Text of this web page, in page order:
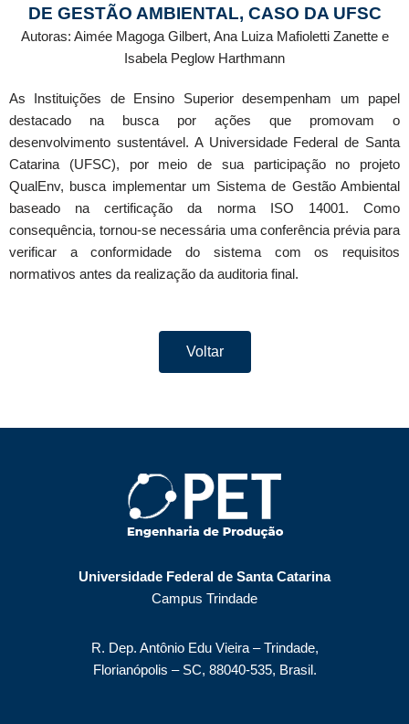
DE GESTÃO AMBIENTAL, CASO DA UFSC
Autoras: Aimée Magoga Gilbert, Ana Luiza Mafioletti Zanette e
Isabela Peglow Harthmann
As Instituições de Ensino Superior desempenham um papel
destacado na busca por ações que promovam o
desenvolvimento sustentável. A Universidade Federal de Santa
Catarina (UFSC), por meio de sua participação no projeto
QualEnv, busca implementar um Sistema de Gestão Ambiental
baseado na certificação da norma ISO 14001. Como
consequência, tornou-se necessária uma conferência prévia para
verificar a conformidade do sistema com os requisitos
normativos antes da realização da auditoria final.
Voltar
Universidade Federal de Santa Catarina
Campus Trindade
R. Dep. Antônio Edu Vieira – Trindade,
Florianópolis – SC, 88040-535, Brasil.